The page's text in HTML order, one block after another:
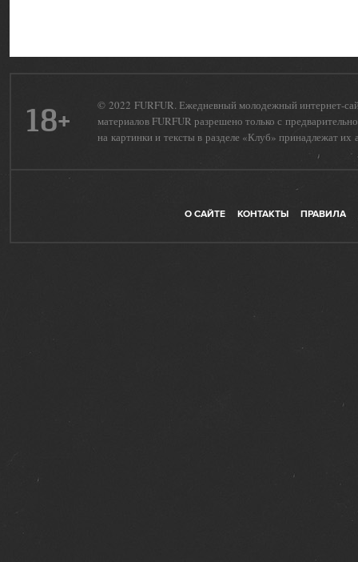
18+
© 2022 FURFUR. Ежедневный молодежный интернет-
материалов FURFUR разрешено только с
на картинки и тексты в разделе «Клуб» принадлежат их
О САЙТЕ КОНТАКТЫ ПРАВИЛА